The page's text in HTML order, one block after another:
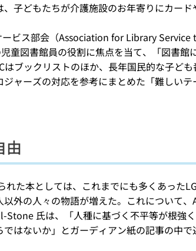
子どもたちが介護施設のお年寄りにカー
ビス部会（Association for Library
童図書館員の役割に焦点を当て、「図書
ブックリストのほか、長年国民的な子ど
ャーズの対応を参考にまとめた「難しい
由
た本としては、これまでにも多くあった
以外の人々の物語が増えた。これについて
氏は、「人種に基づく不平等が根強
はないか」とガーディアン紙の記事の中で